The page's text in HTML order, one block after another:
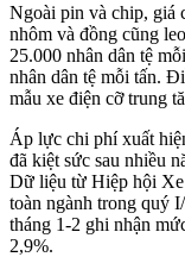
Ngoài pin và chip, giá
nhôm và đồng cũng
25.000 nhân dân tệ
nhân dân tệ mỗi tấn.
mẫu xe điện cỡ trung
Áp lực chi phí xuất
đã kiệt sức sau nhiều
Dữ liệu từ Hiệp hội
toàn ngành trong quý
tháng 1-2 ghi nhận
2,9%.